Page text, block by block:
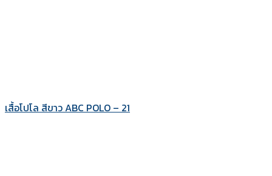
เสื้อโปโล สีขาว ABC POLO – 21